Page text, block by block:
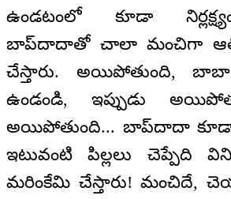
ఉండటంలో కూడా
బాప్‌దాదాతో చాలా మంచిగా
చేస్తారు. అయిపోతుంది, బాబా
ఉండండి, ఇప్పుడు
అయిపోతుంది... బాప్‌దాదా కూడా
ఇటువంటి పిల్లలు చెప్పేది విని
మరింకేమి చేస్తారు! మంచిదే,